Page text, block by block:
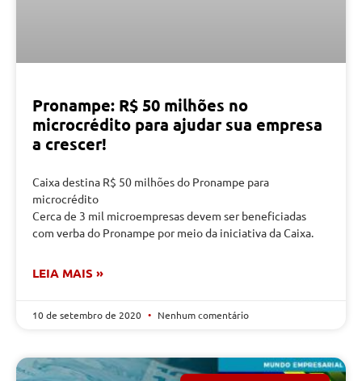
Pronampe: R$ 50 milhões no
microcrédito para ajudar sua empresa
a crescer!
Caixa destina R$ 50 milhões do Pronampe para
microcrédito
Cerca de 3 mil microempresas devem ser beneficiadas
com verba do Pronampe por meio da iniciativa da Caixa.
LEIA MAIS »
10 de setembro de 2020 Nenhum comentário